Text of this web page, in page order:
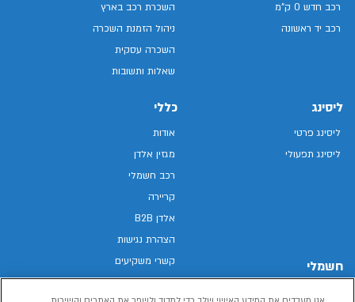
רכב חדש 0 ק"מ
רכב יד ראשונה
השכרת רכב בארץ
ניהול הזמנת השכרה
השכרה עסקית
שאלות ותשובות
ליסינג
ליסינג פרטי
ליסינג תפעולי
חשמלי
כללי
אודות
מגזין אלדן
רכב חשמלי
קריירה
אלדן B2B
הצהרת נגישות
קשרי משקיעים
מפת האתר